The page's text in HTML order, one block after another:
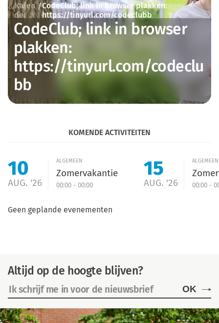
Kalen
der
/CodeClub; link in browser plakken:
https://tinyurl.com/codeclubb
CodeClub; link in browser
plakken:
https://tinyurl.com/codeclu
bb
KOMENDE ACTIVITEITEN
10
AUG. '26
ALGEMEEN
Zomervakantie
00:00 - 00:00
15
AUG. '26
ALGEMEEN
00:00 -
Geen geplande evenementen
Altijd op de hoogte blijven?
OK